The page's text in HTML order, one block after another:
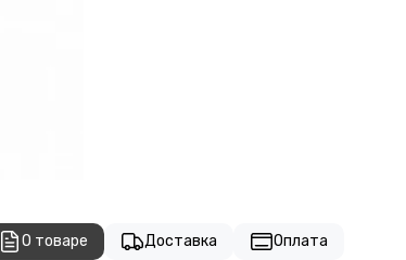
О товаре Доставка Оплата